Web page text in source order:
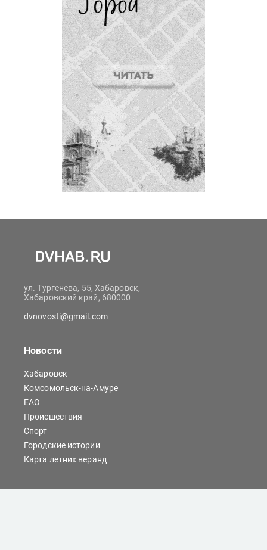
ул. Тургенева, 55, Хабаровск,
Хабаровский край, 680000
dvnovosti@gmail.com
Новости
Хабаровск
Комсомольск-на-Амуре
ЕАО
Происшествия
Спорт
Городские истории
Карта летних веранд